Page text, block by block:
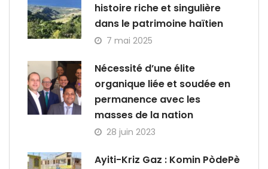
histoire riche et singulière
dans le patrimoine haïtien
7 mai 2025
Nécessité d’une élite
organique liée et soudée en
permanence avec les
masses de la nation
28 juin 2023
Ayiti-Kriz Gaz : Komin PòdePè